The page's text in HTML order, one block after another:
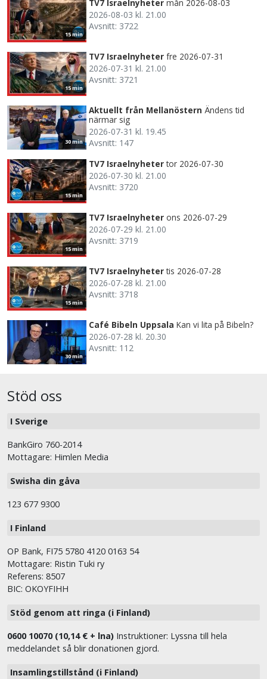
15 min
TV7 Israelnyheter mån 2026-08-03
2026-08-03 kl. 21.00
Avsnitt: 3722
15 min
TV7 Israelnyheter fre 2026-07-31
2026-07-31 kl. 21.00
Avsnitt: 3721
30 min
Aktuellt från Mellanöstern Ändens tid
närmar sig
2026-07-31 kl. 19.45
Avsnitt: 147
15 min
TV7 Israelnyheter tor 2026-07-30
2026-07-30 kl. 21.00
Avsnitt: 3720
15 min
TV7 Israelnyheter ons 2026-07-29
2026-07-29 kl. 21.00
Avsnitt: 3719
15 min
TV7 Israelnyheter tis 2026-07-28
2026-07-28 kl. 21.00
Avsnitt: 3718
30 min
Café Bibeln Uppsala Kan vi lita på Bibeln?
2026-07-28 kl. 20.30
Avsnitt: 112
Stöd oss
I Sverige
BankGiro 760-2014
Mottagare: Himlen Media
Swisha din gåva
123 677 9300
I Finland
OP Bank, FI75 5780 4120 0163 54
Mottagare: Ristin Tuki ry
Referens: 8507
BIC: OKOYFIHH
Stöd genom att ringa (i Finland)
0600 10070 (10,14 € + lna) Instruktioner: Lyssna till hela
meddelandet så blir donationen gjord.
Insamlingstillstånd (i Finland)